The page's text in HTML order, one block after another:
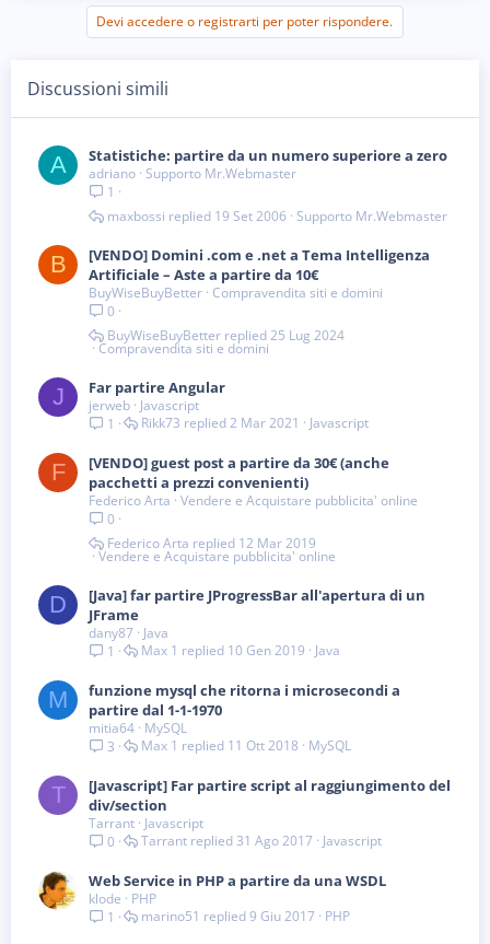
Devi accedere o registrarti per poter rispondere.
Discussioni simili
A Statistiche: partire da un numero superiore a zero
adriano Supporto Mr.Webmaster
1
Supporto Mr.Webmaster
19 Set 2006
maxbossi
B
[VENDO] Domini .com e .net a Tema Intelligenza
Artificiale – Aste a partire da 10€
BuyWiseBuyBetter Compravendita siti e domini
0
Compravendita siti e domini
25 Lug 2024
BuyWiseBuyBetter
J Far partire Angular
jerweb Javascript
1
Javascript
2 Mar 2021
Rikk73
F
[VENDO] guest post a partire da 30€ (anche
pacchetti a prezzi convenienti)
Federico Arta Vendere e Acquistare pubblicita' online
0
Vendere e Acquistare pubblicita' online
12 Mar 2019
Federico Arta
D
[Java] far partire JProgressBar all'apertura di un
JFrame
dany87 Java
1
Java
10 Gen 2019
Max 1
M
funzione mysql che ritorna i microsecondi a
partire dal 1-1-1970
mitia64 MySQL
3
MySQL
11 Ott 2018
Max 1
T
[Javascript] Far partire script al raggiungimento del
div/section
Tarrant Javascript
0
Javascript
31 Ago 2017
Tarrant
Web Service in PHP a partire da una WSDL
klode
PHP
1
PHP
9 Giu 2017
marino51